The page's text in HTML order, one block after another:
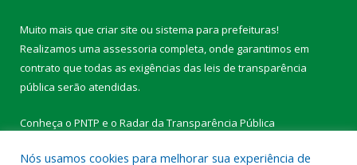
Muito mais que criar site ou sistema para prefeituras!
Realizamos uma assessoria completa, onde garantimos em
contrato que todas as exigências das leis de transparência
pública serão atendidas.
Conheça o PNTP e o Radar da Transparência Pública
Nós usamos cookies para melhorar sua experiência de